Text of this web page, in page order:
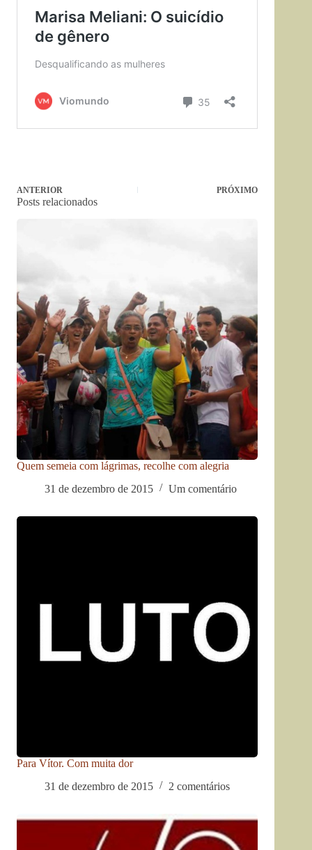
ANTERIOR PRÓXIMO
Posts relacionados
Quem semeia com lágrimas, recolhe com alegria
31 de dezembro de 2015
Um comentário
Para Vítor. Com muita dor
31 de dezembro de 2015
2 comentários